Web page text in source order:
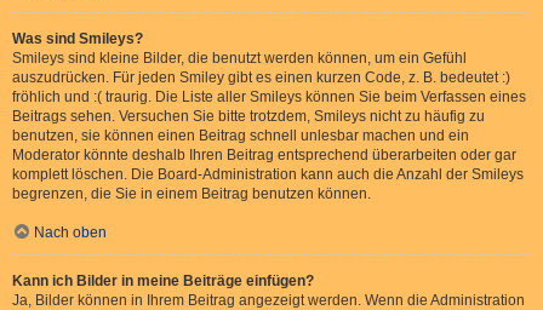
Was sind Smileys?
Smileys sind kleine Bilder, die benutzt werden können, um ein Gefühl
auszudrücken. Für jeden Smiley gibt es einen kurzen Code, z. B. bedeutet :)
fröhlich und :( traurig. Die Liste aller Smileys können Sie beim Verfassen eines
Beitrags sehen. Versuchen Sie bitte trotzdem, Smileys nicht zu häufig zu
benutzen, sie können einen Beitrag schnell unlesbar machen und ein
Moderator könnte deshalb Ihren Beitrag entsprechend überarbeiten oder gar
komplett löschen. Die Board-Administration kann auch die Anzahl der Smileys
begrenzen, die Sie in einem Beitrag benutzen können.
Nach oben
Kann ich Bilder in meine Beiträge einfügen?
Ja, Bilder können in Ihrem Beitrag angezeigt werden. Wenn die Administration